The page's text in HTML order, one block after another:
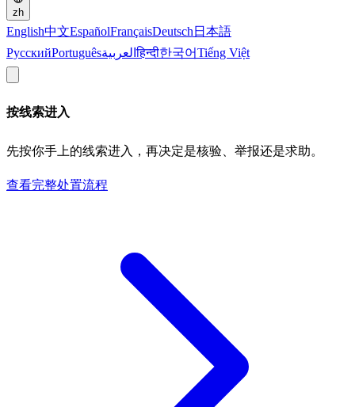
zh
English中文EspañolFrançaisDeutsch 日本語
РусскийPortuguêsالعربيةहिन्दी한국어Tiếng Việt
按线索进入
先按你手上的线索进入，再决定是核验、举报还是求助。
查看完整处置流程